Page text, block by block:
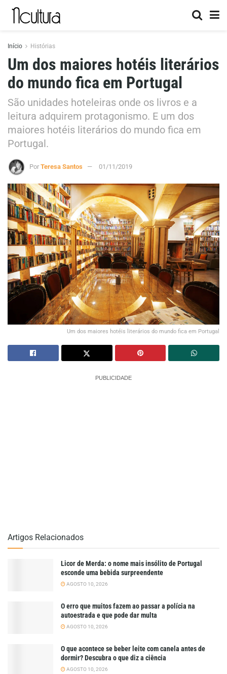
Início Histórias
Um dos maiores hotéis literários
do mundo fica em Portugal
São unidades hoteleiras onde os livros e a
leitura adquirem protagonismo. E um dos
maiores hotéis literários do mundo fica em
Portugal.
Por Teresa Santos 01/11/2019
Um dos maiores hotéis literários do mundo fica em Portugal
PUBLICIDADE
Artigos Relacionados
Licor de Merda: o nome mais insólito de Portugal
esconde uma bebida surpreendente
AGOSTO 10, 2026
O erro que muitos fazem ao passar a polícia na
autoestrada e que pode dar multa
AGOSTO 10, 2026
O que acontece se beber leite com canela antes de
dormir? Descubra o que diz a ciência
AGOSTO 10, 2026